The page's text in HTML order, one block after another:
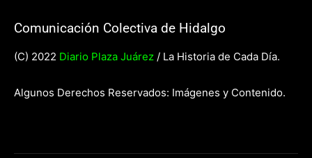
Comunicación Colectiva de Hidalgo
(C) 2022 Diario Plaza Juárez / La Historia de Cada Día.
Algunos Derechos Reservados: Imágenes y Contenido.